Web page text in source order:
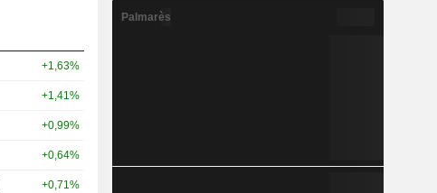
+1,63%
+1,41%
+0,99%
+0,64%
+0,71%
Palmarès